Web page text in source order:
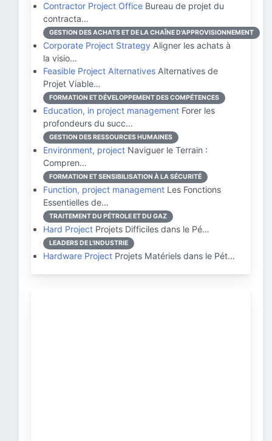
Contractor Project Office Bureau de projet du
contracta…
GESTION DES ACHATS ET DE LA CHAÎNE D'APPROVISIONNEMENT
Corporate Project Strategy Aligner les achats à
la visio…
Feasible Project Alternatives Alternatives de
Projet Viable…
FORMATION ET DÉVELOPPEMENT DES COMPÉTENCES
Education, in project management Forer les
profondeurs du succ…
GESTION DES RESSOURCES HUMAINES
Environment, project Naviguer le Terrain :
Compren…
FORMATION ET SENSIBILISATION À LA SÉCURITÉ
Function, project management Les Fonctions
Essentielles de…
TRAITEMENT DU PÉTROLE ET DU GAZ
Hard Project Projets Difficiles dans le Pé…
LEADERS DE L'INDUSTRIE
Hardware Project Projets Matériels dans le Pét…